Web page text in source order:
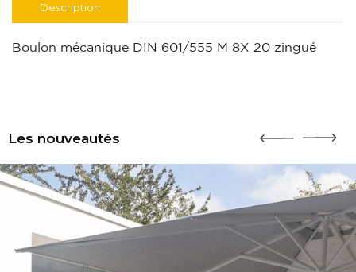
Description
Boulon mécanique DIN 601/555 M 8X 20 zingué
Les nouveautés